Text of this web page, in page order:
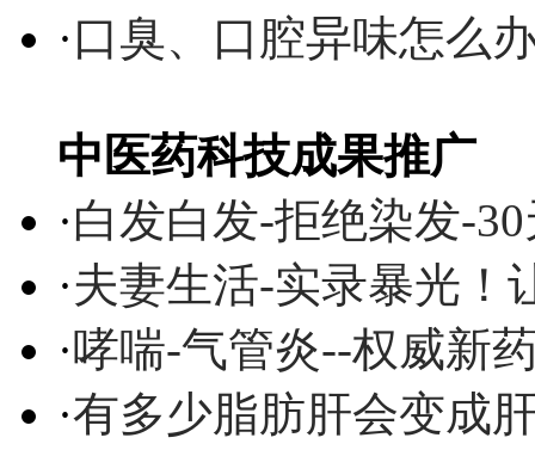
·口臭、口腔异味怎么
中医药科技成果推广
·白发白发-拒绝染发-
·夫妻生活-实录暴光！
·哮喘-气管炎--权威新
·有多少脂肪肝会变成